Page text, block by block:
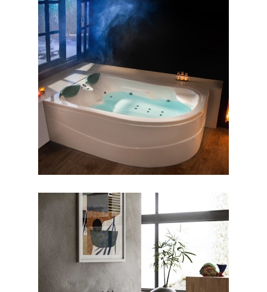
جکوزی آفرودیت
جکوزی رونیا